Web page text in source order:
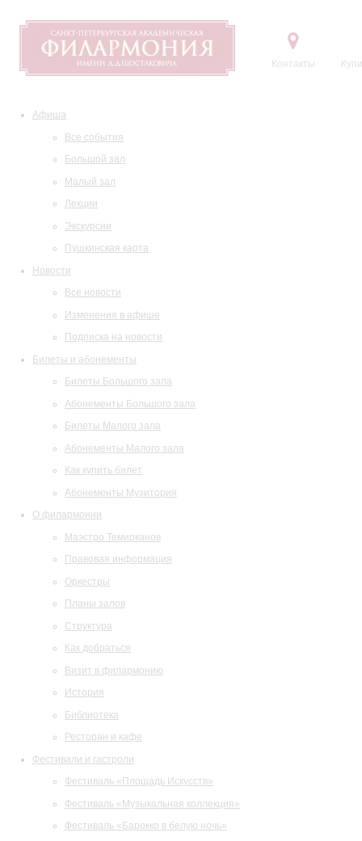
Контакты
Афиша
Все события
Большой зал
Малый зал
Лекции
Экскурсии
Пушкинская карта
Новости
Все новости
Изменения в афише
Подписка на новости
Билеты и абонементы
Билеты Большого зала
Абонементы Большого зала
Билеты Малого зала
Абонементы Малого зала
Как купить билет
Абонементы Музитория
О филармонии
Маэстро Темирканов
Правовая информация
Оркестры
Планы залов
Структура
Как добраться
Визит в филармонию
История
Библиотека
Ресторан и кафе
Фестивали и гастроли
Фестиваль «Площадь Искусств»
Фестиваль «Музыкальная коллекция»
Фестиваль «Барокко в белую ночь»